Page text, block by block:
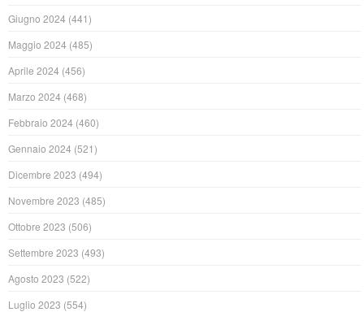
Giugno 2024 (441)
Maggio 2024 (485)
Aprile 2024 (456)
Marzo 2024 (468)
Febbraio 2024 (460)
Gennaio 2024 (521)
Dicembre 2023 (494)
Novembre 2023 (485)
Ottobre 2023 (506)
Settembre 2023 (493)
Agosto 2023 (522)
Luglio 2023 (554)